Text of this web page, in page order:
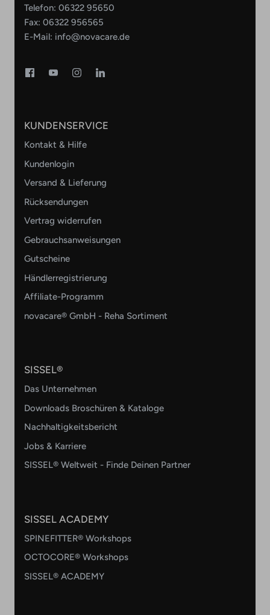
Telefon: 06322 95650
Fax: 06322 956565
E-Mail: info@novacare.de
KUNDENSERVICE
Kontakt & Hilfe
Kundenlogin
Versand & Lieferung
Rücksendungen
Vertrag widerrufen
Gebrauchsanweisungen
Gutscheine
Händlerregistrierung
Affiliate-Programm
novacare® GmbH - Reha Sortiment
SISSEL®
Das Unternehmen
Downloads Broschüren & Kataloge
Nachhaltigkeitsbericht
Jobs & Karriere
SISSEL® Weltweit - Finde Deinen Partner
SISSEL ACADEMY
SPINEFITTER® Workshops
OCTOCORE® Workshops
SISSEL® ACADEMY